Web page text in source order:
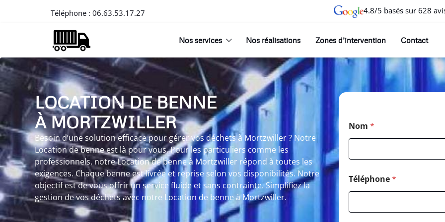
Téléphone : 06.63.53.17.27 4.8/5 basés sur 628
Nos services Nos réalisations Zones d’intervention Contact
LOCATION DE BENNE
À MORTZWILLER
Besoin d’une solution efficace pour gérer vos déchets à Mortzwiller ? Notre
Location de benne est là pour vous. Pour les particuliers comme les
professionnels, notre Location de benne à Mortzwiller répond à toutes les
exigences. Chaque benne est livrée et reprise selon vos disponibilités. Notre
objectif est de vous offrir un service fluide et sans contrainte. Simplifiez la
gestion de vos déchets avec notre Location de benne à Mortzwiller.
Nom *
Téléphone*